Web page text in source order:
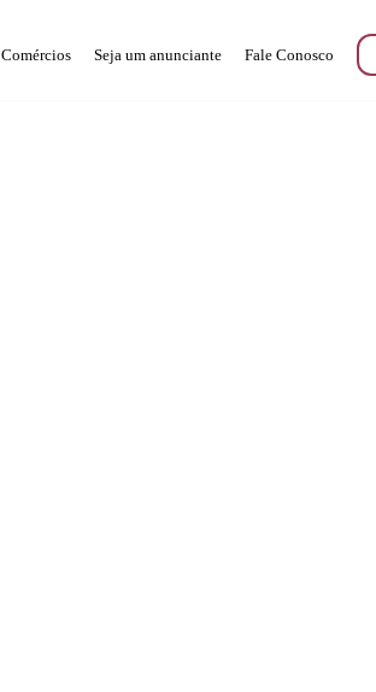
Comércios Seja um anunciante Fale Conosco